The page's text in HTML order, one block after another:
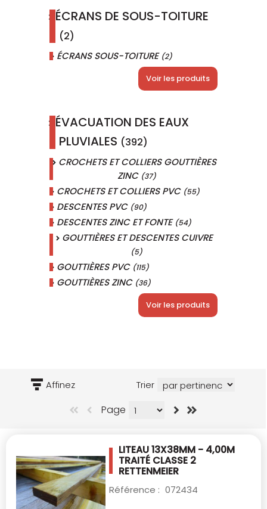
ÉCRANS DE SOUS-TOITURE
(2)
ÉCRANS SOUS-TOITURE (2)
Voir les produits
ÉVACUATION DES EAUX
PLUVIALES (392)
CROCHETS ET COLLIERS GOUTTIÈRES
ZINC (37)
CROCHETS ET COLLIERS PVC (55)
DESCENTES PVC (90)
DESCENTES ZINC ET FONTE (54)
GOUTTIÈRES ET DESCENTES CUIVRE
(5)
GOUTTIÈRES PVC (115)
GOUTTIÈRES ZINC (36)
Voir les produits
Affinez Trier
Page
LITEAU 13X38MM - 4,00M
TRAITÉ CLASSE 2
RETTENMEIER
Référence : 072434